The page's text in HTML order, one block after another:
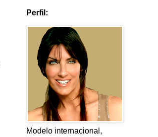
Perfil:
Modelo internacional,